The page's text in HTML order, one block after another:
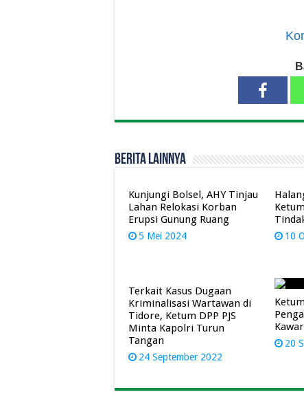
Berita Lainnya
Kunjungi Bolsel, AHY Tinjau
Lahan Relokasi Korban
Erupsi Gunung Ruang
5 Mei 2024 10
Terkait Kasus Dugaan
Kriminalisasi Wartawan di
Tidore, Ketum DPP PJS
Minta Kapolri Turun
Tangan
24 September 2022
20